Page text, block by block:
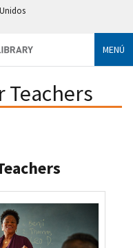
MENÚ
Teachers